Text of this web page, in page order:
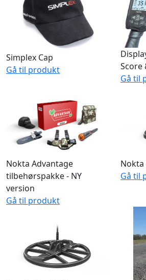
Simplex Cap
Gå til produkt
Score
Gå til
Nokta Advantage
tilbehørspakke - NY
version
Gå til produkt
Nokta
Gå til